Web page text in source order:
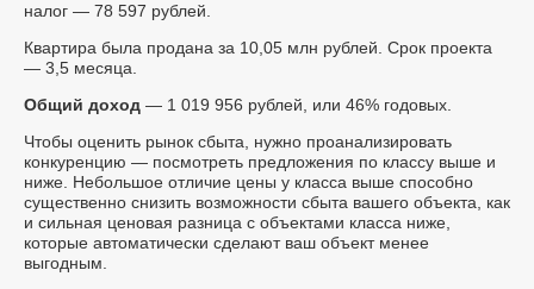
налог — 78 597 рублей.
Квартира была продана за 10,05 млн рублей. Срок проекта
— 3,5 месяца.
Общий доход — 1 019 956 рублей, или 46% годовых.
Чтобы оценить рынок сбыта, нужно проанализировать
конкуренцию — посмотреть предложения по классу выше и
ниже. Небольшое отличие цены у класса выше способно
существенно снизить возможности сбыта вашего объекта, как
и сильная ценовая разница с объектами класса ниже,
которые автоматически сделают ваш объект менее
выгодным.